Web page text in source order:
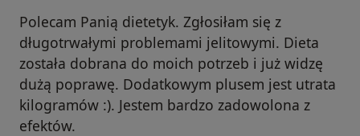
Polecam Panią dietetyk. Zgłosiłam się z
długotrwałymi problemami jelitowymi. Dieta
została dobrana do moich potrzeb i już widzę
dużą poprawę. Dodatkowym plusem jest utrata
kilogramów :). Jestem bardzo zadowolona z
efektów.